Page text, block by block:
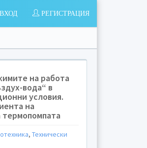
РЕГИСТРАЦИЯ
ВХОД
на работа
вода“ в
условия.
на
,Технически